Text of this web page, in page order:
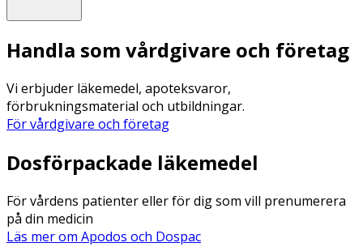
Handla som vårdgivare och företag
Vi erbjuder läkemedel, apoteksvaror,
förbrukningsmaterial och utbildningar.
För vårdgivare och företag
Dosförpackade läkemedel
För vårdens patienter eller för dig som vill prenumerera
på din medicin
Läs mer om Apodos och Dospac